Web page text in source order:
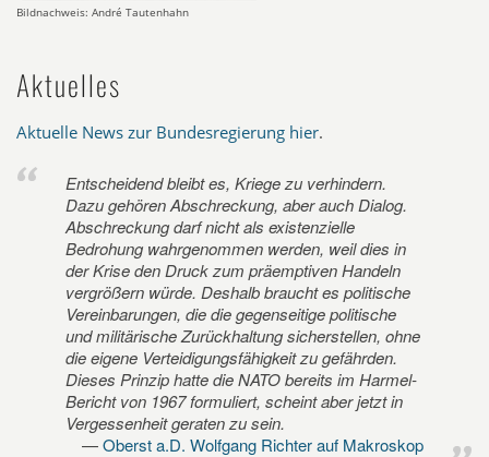
Bildnachweis: André Tautenhahn
Aktuelles
Aktuelle News zur Bundesregierung hier.
Entscheidend bleibt es, Kriege zu verhindern.
Dazu gehören Abschreckung, aber auch Dialog.
Abschreckung darf nicht als existenzielle
Bedrohung wahrgenommen werden, weil dies in
der Krise den Druck zum präemptiven Handeln
vergrößern würde. Deshalb braucht es politische
Vereinbarungen, die die gegenseitige politische
und militärische Zurückhaltung sicherstellen, ohne
die eigene Verteidigungsfähigkeit zu gefährden.
Dieses Prinzip hatte die NATO bereits im Harmel-
Bericht von 1967 formuliert, scheint aber jetzt in
Vergessenheit geraten zu sein.
Oberst a.D. Wolfgang Richter auf Makroskop